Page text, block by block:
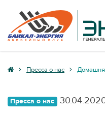
Клуб Пресса о нас
Пресса о нас